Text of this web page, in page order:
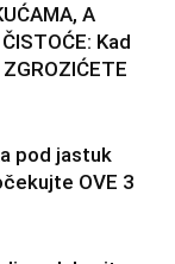
A
Kad
pod jastuk
OVE 3